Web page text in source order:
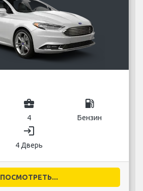
business_center
4
local_gas_station
Бензин
login
4 Дверь
ПОСМОТРЕТЬ...